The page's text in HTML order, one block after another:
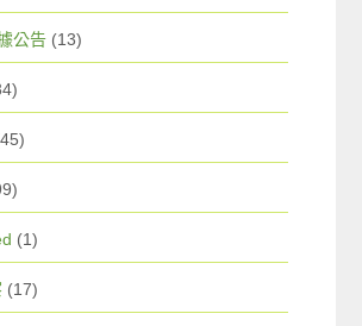
公告 (13)
(1)
(17)